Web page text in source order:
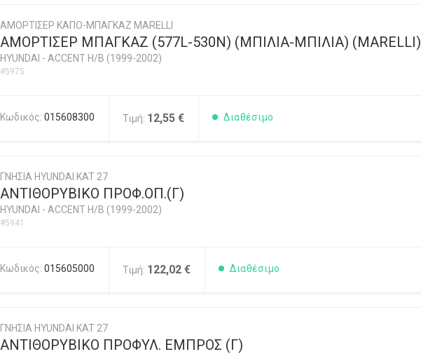
ΑΜΟΡΤΙΣΕΡ ΚΑΠΟ-ΜΠΑΓΚΑΖ MARELLI
ΑΜΟΡΤΙΣΕΡ ΜΠΑΓΚΑΖ (577L-530N) (ΜΠΙΛΙΑ-ΜΠΙΛΙΑ) (MARELLI)
HYUNDAI - ACCENT H/B (1999-2002)
#5975
Κωδικός: 015608300 Τιμή: 12,55 € Διαθέσιμο
ΓΝΗΣΙΑ HYUNDAI KAT 27
ΑΝΤΙΘΟΡΥΒΙΚΟ ΠΡΟΦ.ΟΠ.(Γ)
HYUNDAI - ACCENT H/B (1999-2002)
#5941
Κωδικός: 015605000 Τιμή: 122,02 € Διαθέσιμο
ΓΝΗΣΙΑ HYUNDAI KAT 27
ΑΝΤΙΘΟΡΥΒΙΚΟ ΠΡΟΦΥΛ. ΕΜΠΡΟΣ (Γ)